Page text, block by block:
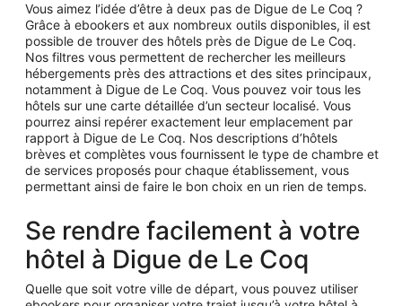
Vous aimez l’idée d’être à deux pas de Digue de Le Coq ?
Grâce à ebookers et aux nombreux outils disponibles, il est
possible de trouver des hôtels près de Digue de Le Coq.
Nos filtres vous permettent de rechercher les meilleurs
hébergements près des attractions et des sites principaux,
notamment à Digue de Le Coq. Vous pouvez voir tous les
hôtels sur une carte détaillée d’un secteur localisé. Vous
pourrez ainsi repérer exactement leur emplacement par
rapport à Digue de Le Coq. Nos descriptions d’hôtels
brèves et complètes vous fournissent le type de chambre et
de services proposés pour chaque établissement, vous
permettant ainsi de faire le bon choix en un rien de temps.
Se rendre facilement à votre
hôtel à Digue de Le Coq
Quelle que soit votre ville de départ, vous pouvez utiliser